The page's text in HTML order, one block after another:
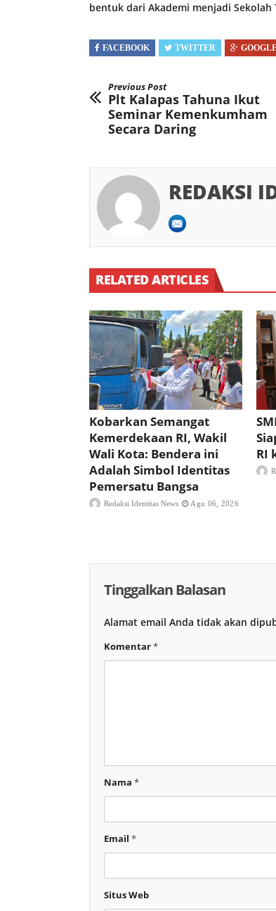
bentuk dari Akademi menjadi Sekolah
FACEBOOK TWITTER
Previous Post
Plt Kalapas Tahuna Ikut
Seminar Kemenkumham
Secara Daring
REDAKSI
RELATED ARTICLES
Kobarkan Semangat
Kemerdekaan RI, Wakil
Wali Kota: Bendera ini
Adalah Simbol Identitas
Pemersatu Bangsa
Redaksi Identitas News Agu 06, 2026
RI
Tinggalkan Balasan
Alamat email Anda tidak akan
Komentar*
Nama *
Email *
Situs Web